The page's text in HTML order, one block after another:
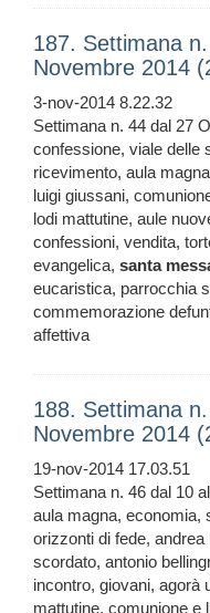
187. Settimana
Novembre 2014
3-nov-2014 8.22.32
Settimana n. 44 dal 27
confessione, viale delle
ricevimento, aula
luigi giussani,
lodi mattutine, aule
confessioni, vendita,
evangelica, santa
eucaristica, parrocchia
commemorazione
affettiva
188. Settimana
Novembre 2014
19-nov-2014 17.03.51
Settimana n. 46 dal 10
aula magna, economia,
orizzonti di fede,
scordato, antonio
incontro, giovani, agorà
mattutine, comunione e